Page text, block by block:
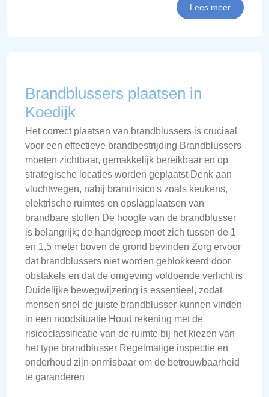
Lees meer
Brandblussers plaatsen in
Koedijk
Het correct plaatsen van brandblussers is cruciaal
voor een effectieve brandbestrijding Brandblussers
moeten zichtbaar, gemakkelijk bereikbaar en op
strategische locaties worden geplaatst Denk aan
vluchtwegen, nabij brandrisico's zoals keukens,
elektrische ruimtes en opslagplaatsen van
brandbare stoffen De hoogte van de brandblusser
is belangrijk; de handgreep moet zich tussen de 1
en 1,5 meter boven de grond bevinden Zorg ervoor
dat brandblussers niet worden geblokkeerd door
obstakels en dat de omgeving voldoende verlicht is
Duidelijke bewegwijzering is essentieel, zodat
mensen snel de juiste brandblusser kunnen vinden
in een noodsituatie Houd rekening met de
risicoclassificatie van de ruimte bij het kiezen van
het type brandblusser Regelmatige inspectie en
onderhoud zijn onmisbaar om de betrouwbaarheid
te garanderen